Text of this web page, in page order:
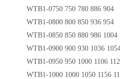
WTB1-0750 750 780 886 904
WTB1-0800 800 850 936 954
WTB1-0850 850 880 986 1004
WTB1-0900 900 930 1036
WTB1-0950 950 1000 1106
WTB1-1000 1000 1050 1156